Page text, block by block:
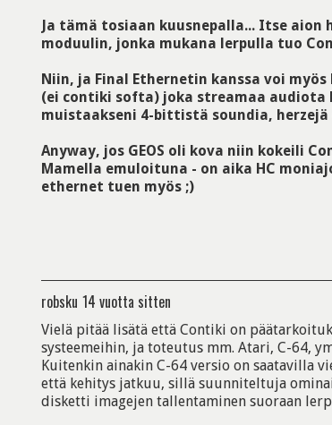
Ja tämä tosiaan kuusnepalla... Itse aion
moduulin, jonka mukana lerpulla tuo
Niin, ja Final Ethernetin kanssa voi
(ei contiki softa) joka streamaa
muistaakseni 4-bittistä soundia,
Anyway, jos GEOS oli kova niin kokeili
Mamella emuloituna - on aika HC
ethernet tuen myös ;)
robsku 14 vuotta sitten
Vielä pitää lisätä että Contiki on
systeemeihin, ja toteutus mm. Atari, C-64,
Kuitenkin ainakin C-64 versio on saatavilla
että kehitys jatkuu, sillä suunniteltuja
disketti imagejen tallentaminen suoraan